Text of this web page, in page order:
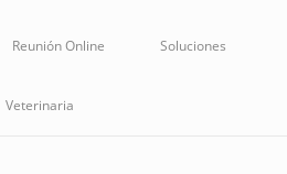
Reunión Online Soluciones
Veterinaria